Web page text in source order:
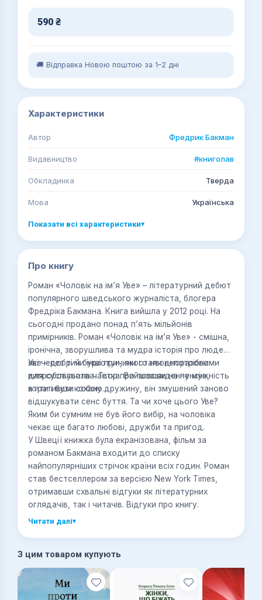
590 ₴
🚚 Відправка Новою поштою за 1–2 дні
Характеристики
Автор Фредрик Бакман
Видавництво #книголав
Обкладинка Тверда
Мова Українська
Показати всі характеристики▾
Про книгу
Роман «Чоловік на ім’я Уве» – літературний дебют
популярного шведського журналіста, блогера
Фредріка Бакмана. Книга вийшла у 2012 році. На
сьогодні продано понад п’ять мільйонів
примірників. Роман «Чоловік на ім’я Уве» - смішна,
іронічна, зворушлива та мудра історія про людей,
які через ті чи інші причини стали непотрібними
для суспільства. Твор про повсякденну мужність
жити і бути собою.
Уве – добрий буркотун, якого неодноразово
випробовувала частка. Вийшовши на пенсію,
втративши кохану дружину, він змушений заново
відшукувати сенс буття. Та чи хоче цього Уве?
Яким би сумним не був його вибір, на чоловіка
чекає ще багато любові, дружби та пригод.
У Швеції книжка була екранізована, фільм за
романом Бакмана входити до списку
найпопулярніших стрічок країни всіх годин. Роман
став бестселлером за версією New York Times,
отримавши схвальні відгуки як літературних
оглядачів, так і читачів. Відгуки про книгу.
Читати далі▾
З цим товаром купують